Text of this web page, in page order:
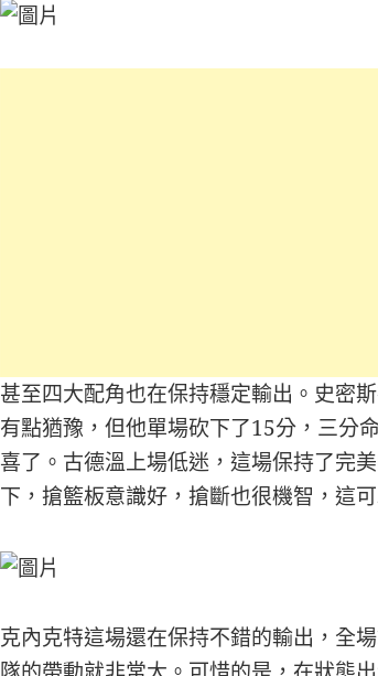
甚至四大配角也在保持穩定輸出。史密
有點猶豫，但他單場砍下了15分，三分
喜了。古德溫上場低迷，這場保持了完
下，搶籃板意識好，搶斷也很機智，這
克內克特這場還在保持不錯的輸出，全